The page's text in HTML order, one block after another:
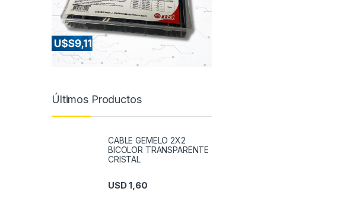
Últimos Productos
CABLE GEMELO 2X2
BICOLOR TRANSPARENTE
CRISTAL
USD1,60